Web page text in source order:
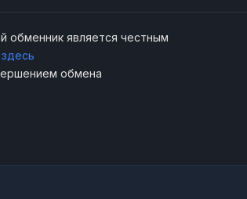
обменник является честным
здесь
обмена